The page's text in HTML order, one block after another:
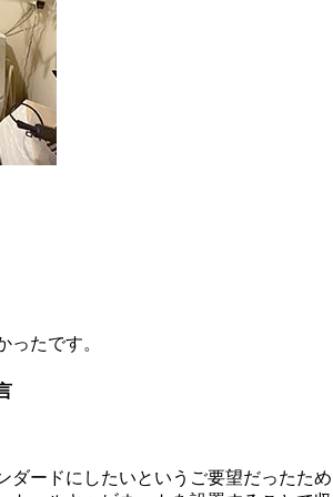
ったです。
ダードにしたいというご要望だったた